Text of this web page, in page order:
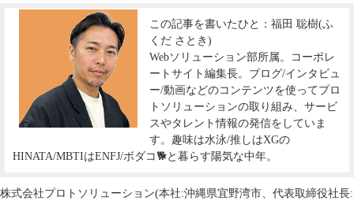
この記事を書いたひと：福田 聡樹(ふ
くだ さとき)
Webソリューション部所属。コーポレ
ートサイト編集長。ブログ/インタビュ
ー/動画などのコンテンツを使ってプロ
トソリューションの取り組み、サービ
スやタレント情報の発信をしていま
す。趣味は水泳/推しはXGの
HINATA/MBTIはENFJ/ボダコ🐕と暮らす陽気な中年。
株式会社プロトソリューション(本社:沖縄県宜野湾市、代表取締役社長: